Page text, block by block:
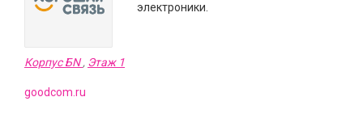
электроники.
Корпус БN, Этаж 1
goodcom.ru